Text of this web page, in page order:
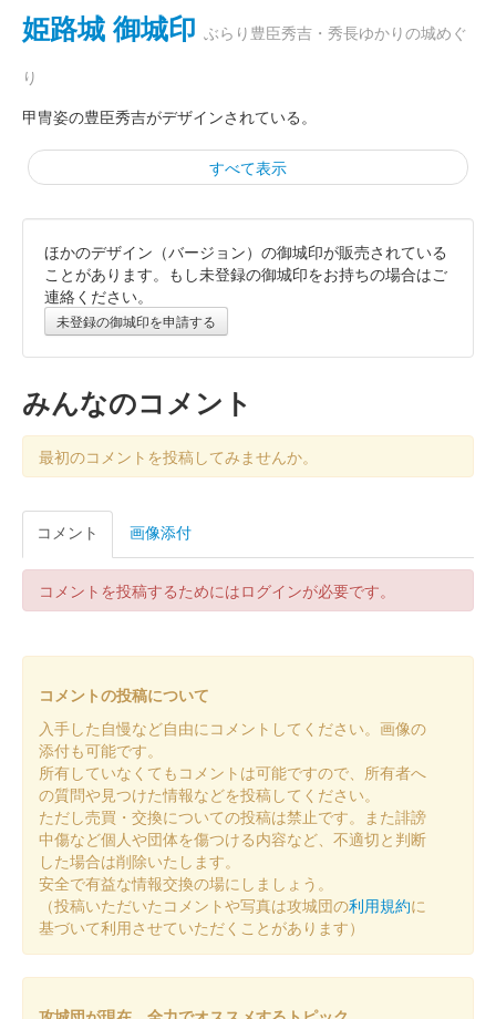
姫路城 御城印 ぶらり豊臣秀吉・秀長ゆかりの城めぐ
り
甲冑姿の豊臣秀吉がデザインされている。
すべて表示
姫路城 御城印 秀吉 春の陣
販売終了
姫路城 御城印 令和八年新春 金
販売終了
干支の馬と姫路城がデザインされている
姫路城 御城印
販売終了
姫路城 御城印 播磨冬の陣
販売終了
姫路城 御城印 DANDELION版
販売終了
「DANDELION」をイメージしたフォログラムデザインに蓄光イ
ンクを用いることにより、明るい場所と暗い場所で2種類のデザ
ほかのデザイン（バージョン）の御城印が販売されている
ことがあります。もし未登録の御城印をお持ちの場合はご
連絡ください。
未登録の御城印を申請する
みんなのコメント
最初のコメントを投稿してみませんか。
コメント 画像添付
コメントを投稿するためにはログインが必要です。
コメントの投稿について
入手した自慢など自由にコメントしてください。画像の
添付も可能です。
所有していなくてもコメントは可能ですので、所有者へ
の質問や見つけた情報などを投稿してください。
ただし売買・交換についての投稿は禁止です。また誹謗
中傷など個人や団体を傷つける内容など、不適切と判断
した場合は削除いたします。
安全で有益な情報交換の場にしましょう。
（投稿いただいたコメントや写真は攻城団の利用規約に
基づいて利用させていただくことがあります）